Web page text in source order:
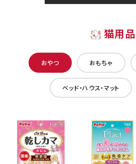
猫用品
おやつ おもちゃ
ベッド・ハウス・マット